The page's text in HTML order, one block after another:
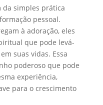
da simples prática
pessoal.
à adoração, eles
que pode levá-
suas vidas. Essa
poderoso que pode
experiência,
para o crescimento